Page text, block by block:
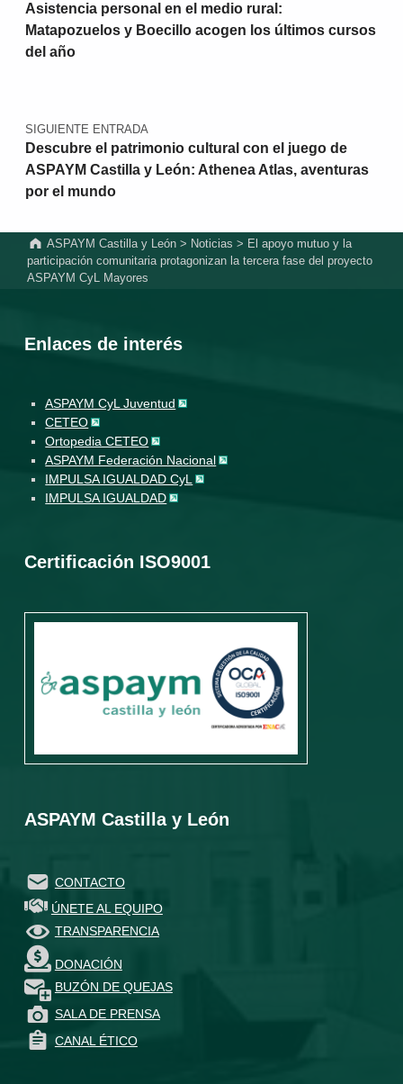
Asistencia personal en el medio rural:
Matapozuelos y Boecillo acogen los últimos cursos
del año
SIGUIENTE ENTRADA
Descubre el patrimonio cultural con el juego de
ASPAYM Castilla y León: Athenea Atlas, aventuras
por el mundo
ASPAYM Castilla y León > Noticias > El apoyo mutuo y la
participación comunitaria protagonizan la tercera fase del proyecto
ASPAYM CyL Mayores
Enlaces de interés
ASPAYM CyL Juventud
CETEO
Ortopedia CETEO
ASPAYM Federación Nacional
IMPULSA IGUALDAD CyL
IMPULSA IGUALDAD
Certificación ISO9001
ASPAYM Castilla y León
CONTACTO
ÚNETE AL EQUIPO
TRANSPARENCIA
DONACIÓN
BUZÓN DE QUEJAS
SALA DE PRENSA
CANAL ÉTICO